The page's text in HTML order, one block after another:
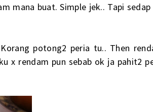
mana buat. Simple jek.. Tapi sedap
potong2 peria tu.. Then
x rendam pun sebab ok ja pahit2